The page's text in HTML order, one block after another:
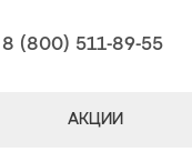
8 (800) 511-89-55
АКЦИИ